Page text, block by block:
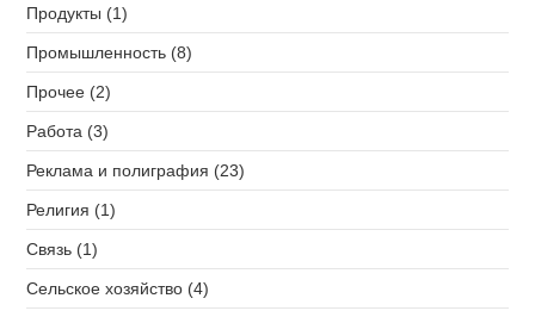
Продукты (1)
Промышленность (8)
Прочее (2)
Работа (3)
Реклама и полиграфия (23)
Религия (1)
Связь (1)
Сельское хозяйство (4)